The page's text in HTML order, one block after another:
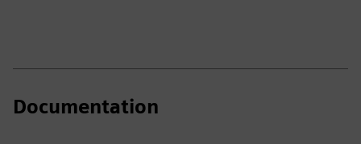
Documentation